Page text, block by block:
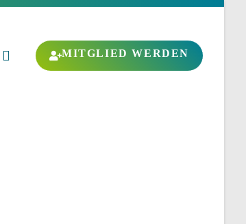
MITGLIED WERDEN
Website-